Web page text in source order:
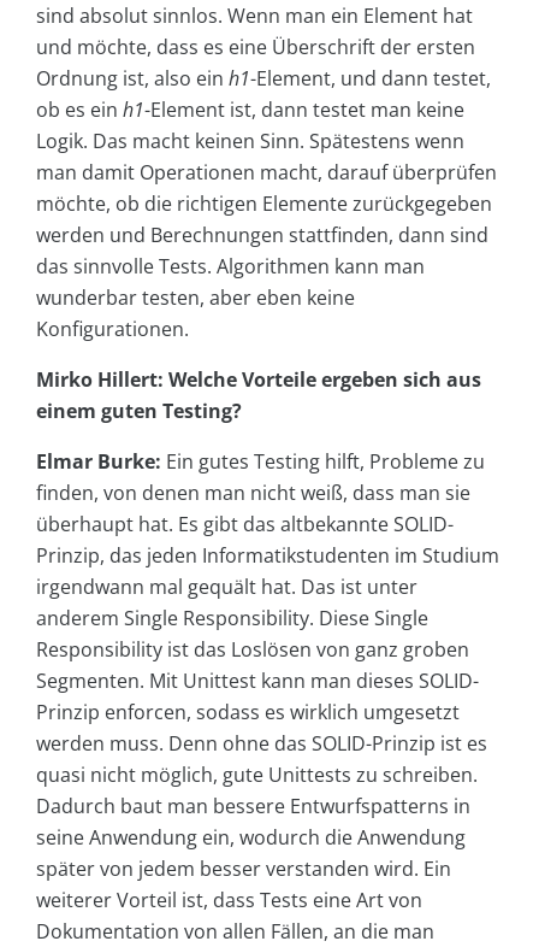
sind absolut sinnlos. Wenn man ein Element hat
und möchte, dass es eine Überschrift der ersten
Ordnung ist, also ein h1-Element, und dann testet,
ob es ein h1-Element ist, dann testet man keine
Logik. Das macht keinen Sinn. Spätestens wenn
man damit Operationen macht, darauf überprüfen
möchte, ob die richtigen Elemente zurückgegeben
werden und Berechnungen stattfinden, dann sind
das sinnvolle Tests. Algorithmen kann man
wunderbar testen, aber eben keine
Konfigurationen.
Mirko Hillert: Welche Vorteile ergeben sich aus
einem guten Testing?
Elmar Burke: Ein gutes Testing hilft, Probleme zu
finden, von denen man nicht weiß, dass man sie
überhaupt hat. Es gibt das altbekannte SOLID-
Prinzip, das jeden Informatikstudenten im Studium
irgendwann mal gequält hat. Das ist unter
anderem Single Responsibility. Diese Single
Responsibility ist das Loslösen von ganz groben
Segmenten. Mit Unittest kann man dieses SOLID-
Prinzip enforcen, sodass es wirklich umgesetzt
werden muss. Denn ohne das SOLID-Prinzip ist es
quasi nicht möglich, gute Unittests zu schreiben.
Dadurch baut man bessere Entwurfspatterns in
seine Anwendung ein, wodurch die Anwendung
später von jedem besser verstanden wird. Ein
weiterer Vorteil ist, dass Tests eine Art von
Dokumentation von allen Fällen, an die man